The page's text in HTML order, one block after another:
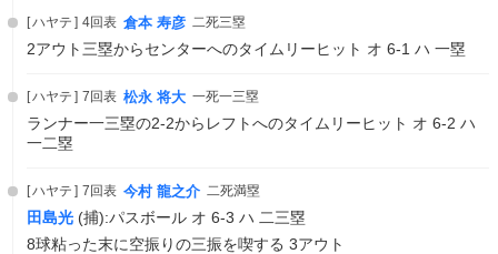
ハヤテ 4回表 倉本 寿彦 二死三塁
2アウト三塁からセンターへのタイムリーヒット オ 6-1 ハ 一塁
ハヤテ 7回表 松永 将大 一死一三塁
ランナー一三塁の2-2からレフトへのタイムリーヒット オ 6-2 ハ
一二塁
ハヤテ 7回表 今村 龍之介 二死満塁
田島光 (捕):パスボール オ 6-3 ハ 二三塁
8球粘った末に空振りの三振を喫する 3アウト